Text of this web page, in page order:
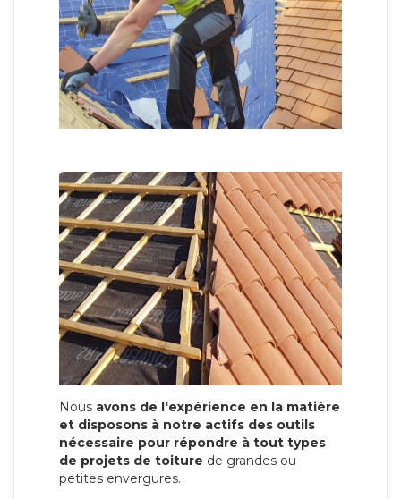
Nous avons de l'expérience en la matière
et disposons à notre actifs des outils
nécessaire pour répondre à tout types
de projets de toiture de grandes ou
petites envergures.